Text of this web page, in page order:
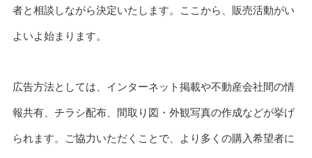
者と相談しながら決定いたします。ここから、販売活動がい
よいよ始まります。
広告方法としては、インターネット掲載や不動産会社間の情
報共有、チラシ配布、間取り図・外観写真の作成などが挙げ
られます。ご協力いただくことで、より多くの購入希望者に